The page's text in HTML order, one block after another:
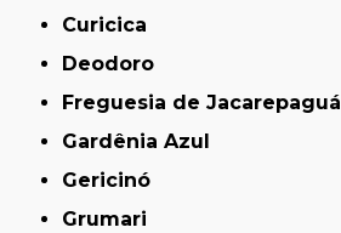
Curicica
Deodoro
Freguesia de Jacarepaguá
Gardênia Azul
Gericinó
Grumari